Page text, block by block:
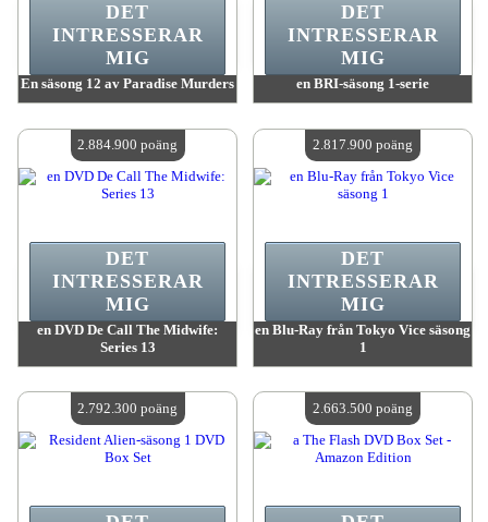
En säsong 12 av Paradise Murders
Antal tillgängliga:4
DET
INTRESSERAR
MIG
en BRI-säsong 1-serie
Antal tillgängliga:4
DET
INTRESSERAR
MIG
en DVD De Call The Midwife:
Series 13
Antal tillgängliga:4
DET
INTRESSERAR
MIG
2.884.900 poäng
en Blu-Ray från Tokyo Vice säsong
1
Antal tillgängliga:4
DET
INTRESSERAR
MIG
2.817.900 poäng
2.792.300 poäng 2.663.500 poäng